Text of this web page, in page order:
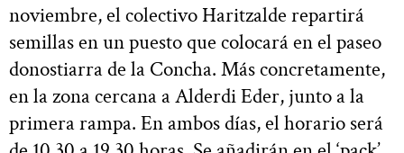
noviembre, el colectivo Haritzalde repartirá
semillas en un puesto que colocará en el paseo
donostiarra de la Concha. Más concretamente,
en la zona cercana a Alderdi Eder, junto a la
primera rampa. En ambos días, el horario será